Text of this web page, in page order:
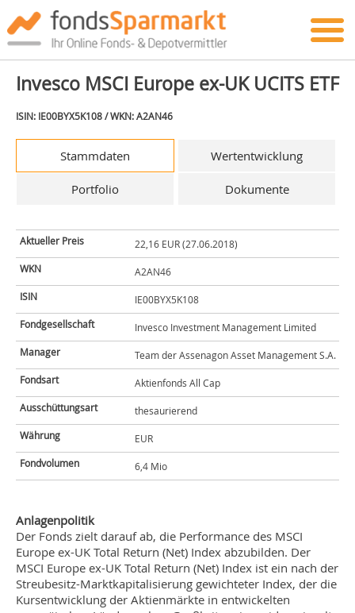
Invesco MSCI Europe ex-UK UCITS ETF
ISIN: IE00BYX5K108 / WKN: A2AN46
Stammdaten Wertentwicklung
Portfolio Dokumente
Aktueller Preis
22,16 EUR (27.06.2018)
WKN
A2AN46
ISIN
IE00BYX5K108
Fondgesellschaft
Invesco Investment Management Limited
Manager
Team der Assenagon Asset Management S.A.
Fondsart
Aktienfonds All Cap
Ausschüttungsart
thesaurierend
Währung
EUR
Fondvolumen
6,4 Mio
Anlagenpolitik
Der Fonds zielt darauf ab, die Performance des MSCI
Europe ex-UK Total Return (Net) Index abzubilden. Der
MSCI Europe ex-UK Total Return (Net) Index ist ein nach der
Streubesitz-Marktkapitalisierung gewichteter Index, der die
Kursentwicklung der Aktienmärkte in entwickelten